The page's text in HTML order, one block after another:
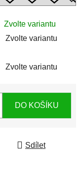
Zvolte variantu
Zvolte variantu
Zvolte variantu
DO KOŠÍKU
Sdílet